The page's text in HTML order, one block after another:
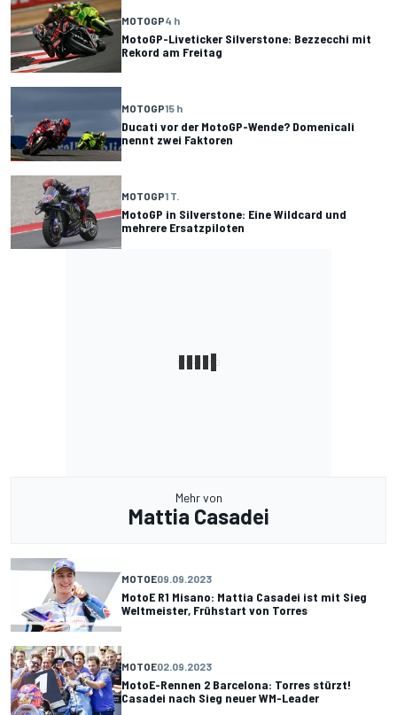
MOTOGP4 h
MotoGP-Liveticker Silverstone: Bezzecchi mit
Rekord am Freitag
MOTOGP15 h
Ducati vor der MotoGP-Wende? Domenicali
nennt zwei Faktoren
MOTOGP1 T.
MotoGP in Silverstone: Eine Wildcard und
mehrere Ersatzpiloten
Mehr von
Mattia Casadei
MOTOE09.09.2023
MotoE R1 Misano: Mattia Casadei ist mit Sieg
Weltmeister, Frühstart von Torres
MOTOE02.09.2023
MotoE-Rennen 2 Barcelona: Torres stürzt!
Casadei nach Sieg neuer WM-Leader